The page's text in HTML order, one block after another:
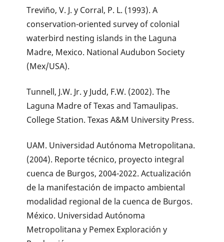
Treviño, V. J. y Corral, P. L. (1993). A
conservation-oriented survey of colonial
waterbird nesting islands in the Laguna
Madre, Mexico. National Audubon Society
(Mex/USA).
Tunnell, J.W. Jr. y Judd, F.W. (2002). The
Laguna Madre of Texas and Tamaulipas.
College Station. Texas A&M University Press.
UAM. Universidad Autónoma Metropolitana.
(2004). Reporte técnico, proyecto integral
cuenca de Burgos, 2004-2022. Actualización
de la manifestación de impacto ambiental
modalidad regional de la cuenca de Burgos.
México. Universidad Autónoma
Metropolitana y Pemex Exploración y